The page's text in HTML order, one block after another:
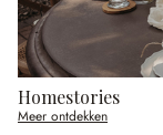
Homestories
Meer ontdekken